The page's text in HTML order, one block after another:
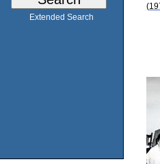
Extended Search